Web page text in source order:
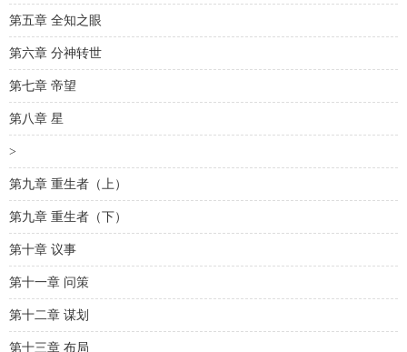
第五章 全知之眼
第六章 分神转世
第七章 帝望
第八章 星
>
第九章 重生者（上）
第九章 重生者（下）
第十章 议事
第十一章 问策
第十二章 谋划
第十三章 布局